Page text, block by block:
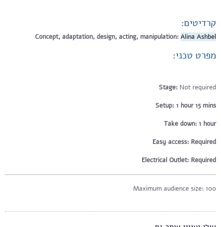
קרדיטים:
Concept, adaptation, design, acting, manipulation: Alina Ashbel
מפרט טכני:
Stage: Not required
Setup: 1 hour 15 mins
Take down: 1 hour
Easy access: Required
Electrical Outlet: Required
Maximum audience size: 100 ​